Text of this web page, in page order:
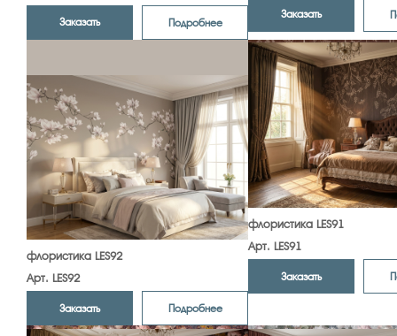
Заказать Подробнее
Заказать
флористика LES92
Арт. LES92
Заказать Подробнее
флористика LES91
Арт. LES91
Заказать